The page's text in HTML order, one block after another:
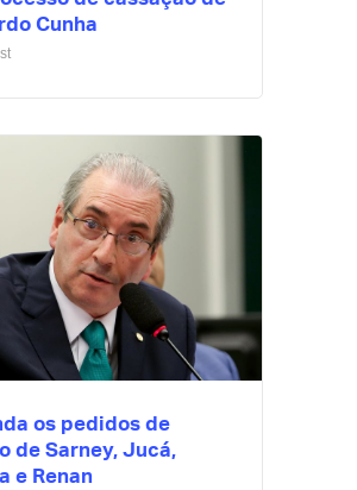
Cunha
os pedidos de
de Sarney, Jucá,
e Renan